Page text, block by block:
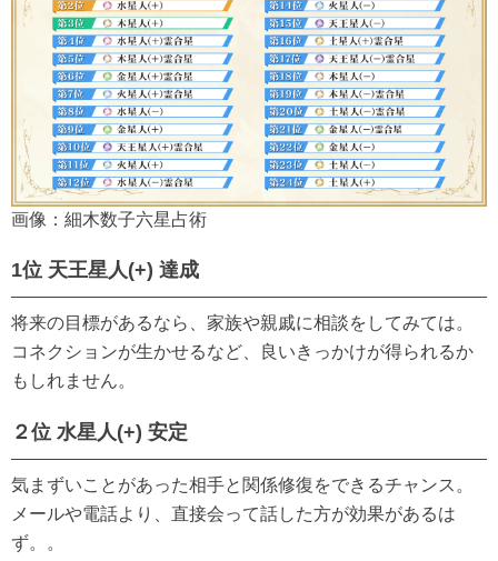
画像：細木数子六星占術
1位 天王星人(+) 達成
将来の目標があるなら、家族や親戚に相談をしてみては。
コネクションが生かせるなど、良いきっかけが得られるか
もしれません。
２位 水星人(+) 安定
気まずいことがあった相手と関係修復をできるチャンス。
メールや電話より、直接会って話した方が効果があるは
ず。。